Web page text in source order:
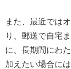
また、最近では
り、郵送で自宅
に、長期間にわ
加えたい場合に